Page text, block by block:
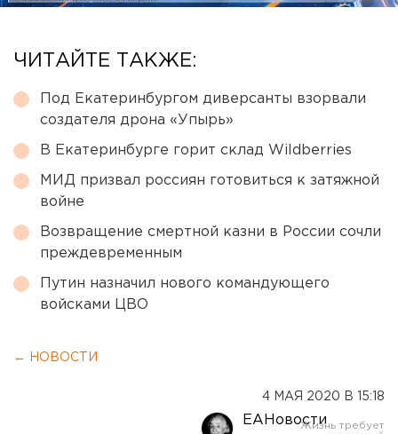
ЧИТАЙТЕ ТАКЖЕ:
Под Екатеринбургом диверсанты взорвали
создателя дрона «Упырь»
В Екатеринбурге горит склад Wildberries
МИД призвал россиян готовиться к затяжной
войне
Возвращение смертной казни в России сочли
преждевременным
Путин назначил нового командующего
войсками ЦВО
← НОВОСТИ
4 МАЯ 2020 В 15:18
ЕАНовости